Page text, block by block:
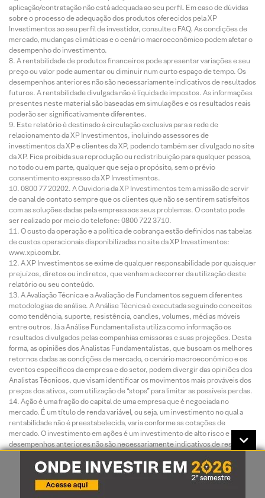
aplicação/contratação não está adequada ao seu perfil. Em caso de dúvidas
sobre o processo de adequação dos produtos oferecidos pela XP
Investimentos ao seu perfil de investidor, consulte o FAQ. As condições de
mercado, mudanças climáticas e o cenário macroeconômico podem afetar o
desempenho do investimento.
A rentabilidade de produtos financeiros pode apresentar variações e seu
preço ou valor pode aumentar ou diminuir num curto espaço de tempo. Os
desempenhos anteriores não são necessariamente indicativos de resultados
futuros. A rentabilidade divulgada não é líquida de impostos. As informações
presentes neste material são baseadas em simulações e os resultados reais
poderão ser significativamente diferentes.
Este relatório é destinado à circulação exclusiva para a rede de
relacionamento da XP Investimentos, incluindo assessores de
investimentos da XP e clientes da XP, podendo também ser divulgado no site
da XP. Fica proibida sua reprodução ou redistribuição para qualquer pessoa,
no todo ou em parte, qualquer que seja o propósito, sem o prévio
consentimento expresso da XP Investimentos.
0800 77 20202. A Ouvidoria da XP Investimentos tem a missão de servir
de canal de contato sempre que os clientes que não se sentirem satisfeitos
com as soluções dadas pela empresa aos seus problemas. O contato pode
ser realizado por meio do telefone: 0800 722 3710.
O custo da operação e a política de cobrança estão definidos nas tabelas
de custos operacionais disponibilizadas no site da XP Investimentos:
www.xpi.com.br.
A XP Investimentos se exime de qualquer responsabilidade por quaisquer
prejuízos, diretos ou indiretos, que venham a decorrer da utilização deste
relatório ou seu conteúdo.
A Avaliação Técnica e a Avaliação de Fundamentos seguem diferentes
metodologias de análise. A Análise Técnica é executada seguindo conceitos
como tendência, suporte, resistência, candles, volumes, médias móveis
entre outros. Já a Análise Fundamentalista utiliza como informação os
resultados divulgados pelas companhias emissoras e suas projeções. Desta
forma, as opiniões dos Analistas Fundamentalistas, que buscam os melhores
retornos dadas as condições de mercado, o cenário macroeconômico e os
eventos específicos da empresa e do setor, podem divergir das opiniões dos
Analistas Técnicos, que visam identificar os movimentos mais prováveis dos
preços dos ativos, com utilização de “stops” para limitar as possíveis perdas.
Ação é uma fração do capital de uma empresa que é negociada no
mercado. É um título de renda variável, ou seja, um investimento no qual a
rentabilidade não é preestabelecida, varia conforme as cotações de
mercado. O investimento em ações é um investimento de alto risco e os
desempenhos anteriores não são necessariamente indicativos de resultados
feita neste material em relação a desempenhos. As condições de mercado, o
cenário macroeconômico, os eventos específicos da empresa e do setor
podem afetar o desempenho do investimento, podendo resultar até mesmo